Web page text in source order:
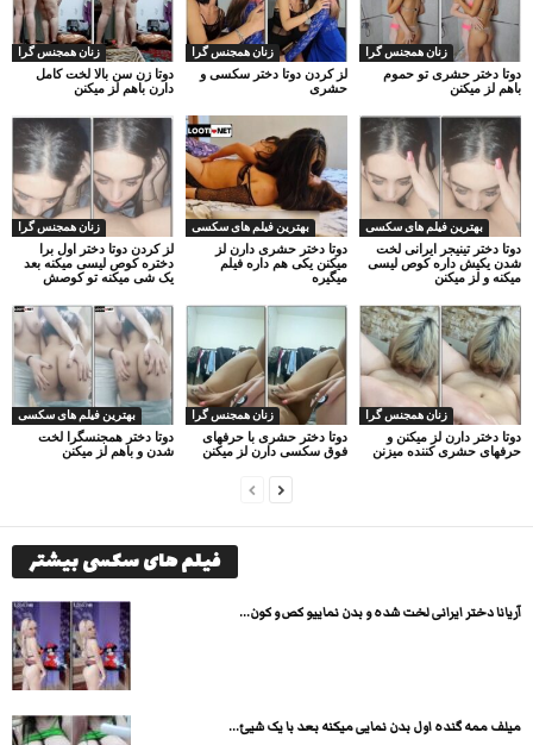
زنان همجنس گرا
دوتا زن سن بالا لخت کامل
دارن باهم لز میکنن
زنان همجنس گرا
لز کردن دوتا دختر سکسی و
حشری
زنان همجنس گرا
دوتا دختر حشری تو حموم
باهم لز میکنن
زنان همجنس گرا
لز کردن دوتا دختر اول برا
دختره کوص لیسی میکنه بعد
یک شی میکنه تو کوصش
بهترین فیلم های سکسی
دوتا دختر حشری دارن لز
میکنن یکی هم داره فیلم
میگیره
بهترین فیلم های سکسی
دوتا دختر تینیجر ایرانی لخت
شدن یکیش داره کوص لیسی
میکنه و لز میکنن
بهترین فیلم های سکسی
دوتا دختر همجنسگرا لخت
شدن و باهم لز میکنن
زنان همجنس گرا
دوتا دختر حشری با حرفهای
فوق سکسی دارن لز میکنن
زنان همجنس گرا
دوتا دختر دارن لز میکنن و
حرفهای حشری کننده میزنن
فیلم های سکسی بیشتر
آریانا دختر ایرانی لخت شده و بدن نماییو کص و کون...
میلف ممه گنده اول بدن نمایی میکنه بعد با یک شیئ...